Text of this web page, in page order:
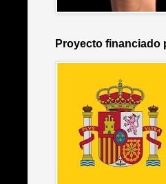
Proyecto financiado